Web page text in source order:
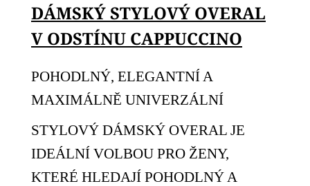
DÁMSKÝ STYLOVÝ OVERAL
V ODSTÍNU CAPPUCCINO
POHODLNÝ, ELEGANTNÍ A
MAXIMÁLNĚ UNIVERZÁLNÍ
STYLOVÝ DÁMSKÝ OVERAL JE
IDEÁLNÍ VOLBOU PRO ŽENY,
KTERÉ HLEDAJÍ POHODLNÝ A